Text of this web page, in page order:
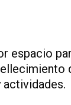
espacio